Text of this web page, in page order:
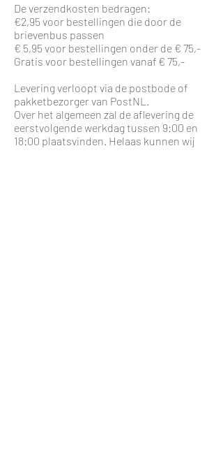
De verzendkosten bedragen:
€2,95 voor bestellingen die door de
brievenbus passen
€ 5,95 voor bestellingen onder de € 75,-
Gratis voor bestellingen vanaf € 75,-
Levering verloopt via de postbode of
pakketbezorger van PostNL.
Over het algemeen zal de aflevering de
eerstvolgende werkdag tussen 9:00 en
18:00 plaatsvinden. Helaas kunnen wij